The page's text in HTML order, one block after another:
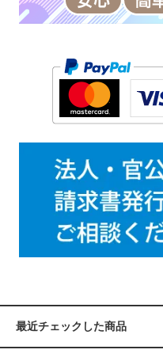
最近チェックした商品